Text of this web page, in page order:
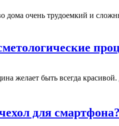
дома очень трудоемкий и
желает быть всегда
для смартфона?